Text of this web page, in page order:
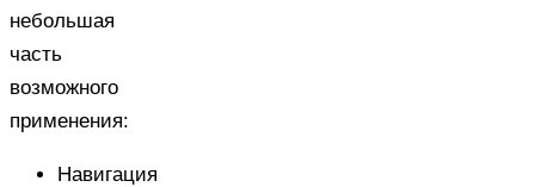
небольшая
часть
возможного
применения:
Навигация